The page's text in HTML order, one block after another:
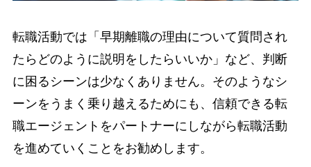
転職活動では「早期離職の理由について質問され
たらどのように説明をしたらいいか」など、判断
に困るシーンは少なくありません。そのようなシ
ーンをうまく乗り越えるためにも、信頼できる転
職エージェントをパートナーにしながら転職活動
を進めていくことをお勧めします。